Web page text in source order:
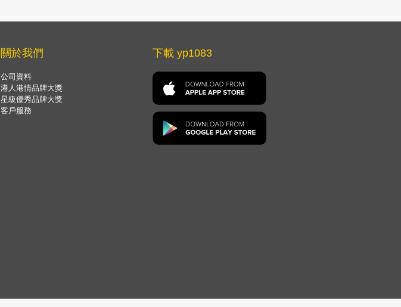
關於我們
公司資料
港人港情品牌大獎
星級優秀品牌大獎
客戶服務
下載 yp1083